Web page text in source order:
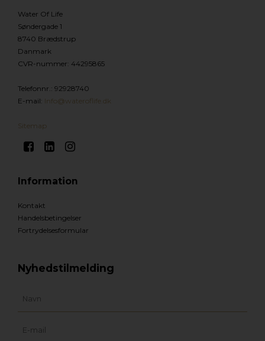
Water Of Life
Søndergade 1
8740 Brædstrup
Danmark
CVR-nummer: 44295865
Telefonnr. : 92928740
E-mail: Info@wateroflife.dk
Sitemap
Information
Kontakt
Handelsbetingelser
Fortrydelsesformular
Nyhedstilmelding